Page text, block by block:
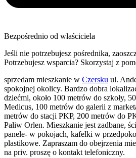
Bezpośrednio od właściciela
Jeśli nie potrzebujesz pośrednika,
Potrzebujesz wsparcia? Skorzystaj z
sprzedam mieszkanie w Czersku ul.
spokojnej okolicy. Bardzo dobra
dziećmi, około 100 metrów do szkoły,
Medicus, 100 metrów do galerii z
metrów do stacji PKP, 200 metrów do
Paliw Orlen. Mieszkanie jest zadbane,
panele- w pokojach, kafelki w
plastikowe. Zapraszam do obejrzenia
na priv. proszę o kontakt telefoniczny.